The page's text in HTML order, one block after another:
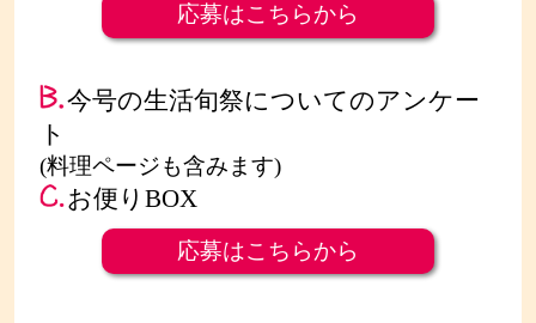
応募はこちらから
今号の生活旬祭についてのアンケー
ト
(料理ページも含みます)
お便りBOX
応募はこちらから